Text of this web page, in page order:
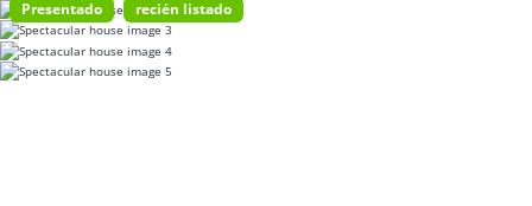
Presentado recién listado